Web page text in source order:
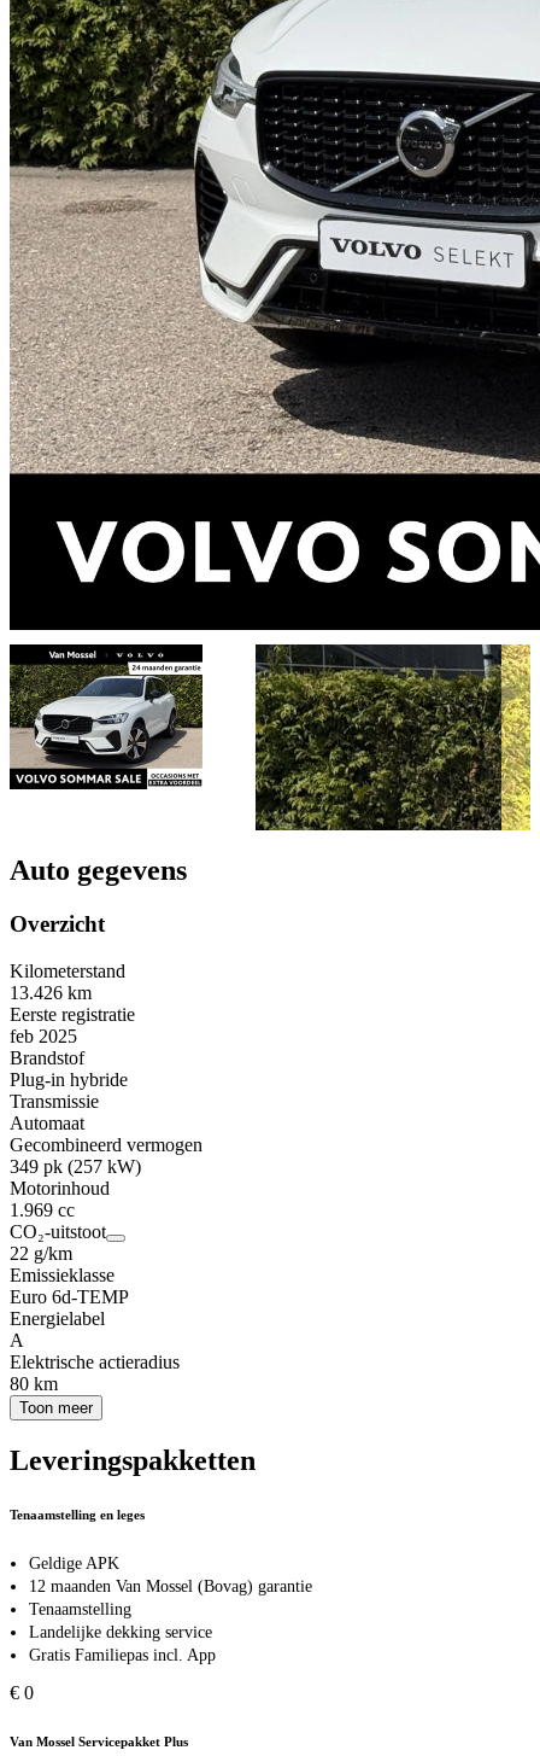
Auto gegevens
Overzicht
Kilometerstand
13.426 km
Eerste registratie
feb 2025
Brandstof
Plug-in hybride
Transmissie
Automaat
Gecombineerd vermogen
349 pk (257 kW)
Motorinhoud
1.969 cc
CO₂-uitstoot
22 g/km
Emissieklasse
Euro 6d-TEMP
Energielabel
A
Elektrische actieradius
80 km
Toon meer
Leveringspakketten
Tenaamstelling en leges
Geldige APK
12 maanden Van Mossel (Bovag) garantie
Tenaamstelling
Landelijke dekking service
Gratis Familiepas incl. App
€ 0
Van Mossel Servicepakket Plus